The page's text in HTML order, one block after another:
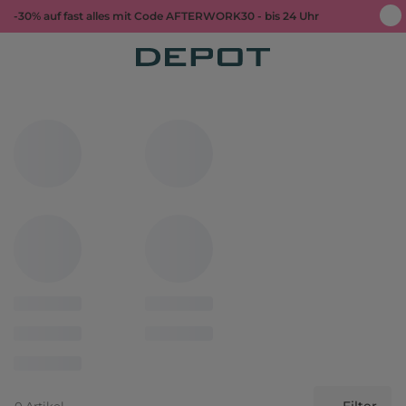
-30% auf fast alles mit Code AFTERWORK30 - bis 24 Uhr